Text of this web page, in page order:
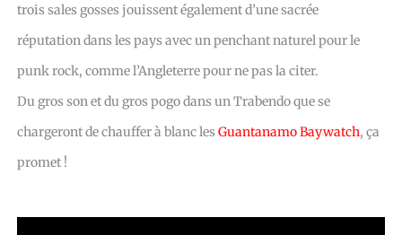
trois sales gosses jouissent également d’une sacrée
réputation dans les pays avec un penchant naturel pour le
punk rock, comme l’Angleterre pour ne pas la citer.
Du gros son et du gros pogo dans un Trabendo que se
chargeront de chauffer à blanc lesGuantanamo Baywatch, ça
promet !